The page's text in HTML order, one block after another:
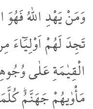
وَمَنْ يَهْدِ اللّٰهُ
تَجِدَ لَهُمْ اَوْلِيَٓاءَ
الْقِيٰمَةِ عَلٰى
مَأْوٰيهُمْ جَهَنَّمُۜ